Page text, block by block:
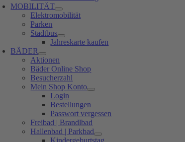
MOBILITÄT
Elektromobilität
Parken
Stadtbus
Jahreskarte kaufen
BÄDER
Aktionen
Bäder Online Shop
Besucherzahl
Mein Shop Konto
Login
Bestellungen
Passwort vergessen
Freibad | Brandlbad
Hallenbad | Parkbad
Kindergeburtstag